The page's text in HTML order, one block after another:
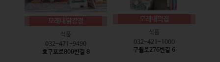
모래내닭강정
식품
032-471-9490
호구포로800번길 8
모래내떡집
식품
032-421-1000
구월로276번길 6